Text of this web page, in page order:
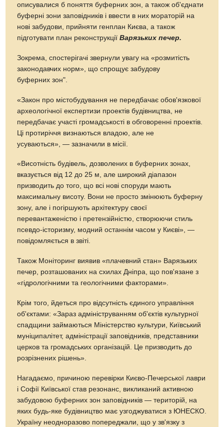
описувалися б поняття буферних зон, а також об'єднати
буферні зони заповідників і ввести в них мораторій на
нові забудови, прийняти генплан Києва, а також
підготувати план реконструкціїВарязьких печер.
Зокрема, спостерігачі звернули увагу на «розмитість
законодавчих норм», що спрощує забудову
буферних зон".
«Закон про містобудування не передбачає обов'язкової
археологічної експертизи проектів будівництва, не
передбачає участі громадськості в обговоренні проектів.
Ці протиріччя визнаються владою, але не
усуваються», — зазначили в місії.
«Висотність будівель, дозволених в буферних зонах,
вказується від 12 до 25 м, але широкий діапазон
призводить до того, що всі нові споруди мають
максимальну висоту. Вони не просто змінюють буферну
зону, але і погіршують архітектуру своєї
перевантаженістю і претензійністю, створюючи стиль
псевдо-історизму, модний останнім часом у Києві», —
повідомляється в звіті.
Також Моніторинг виявив «плачевний стан» Варязьких
печер, розташованих на схилах Дніпра, що пов'язане з
«гідрологічними та геологічними факторами».
Крім того, йдеться про відсутність єдиного управління
об'єктами: «Зараз адмініструванням об'єктів культурної
спадщини займаються Міністерство культури, Київський
муніципалітет, адміністрації заповідників, представники
церков та громадських організацій. Це призводить до
розрізнених рішень».
Нагадаємо, причиною перевірки Києво-Печерської лаври
і Софії Київської став резонанс, викликаний активною
забудовою буферних зон заповідників — територій, на
яких будь-яке будівництво має узгоджуватися з ЮНЕСКО.
Україну неодноразово попереджали, що у зв'язку з